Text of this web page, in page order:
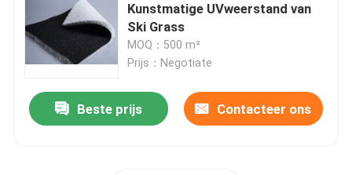
Producten
Videos
Over ons
Kunstmatige UVweerstand van
Ski Grass
MOQ：500 m²
Prijs：Negotiate
Beste prijs Contacteer ons